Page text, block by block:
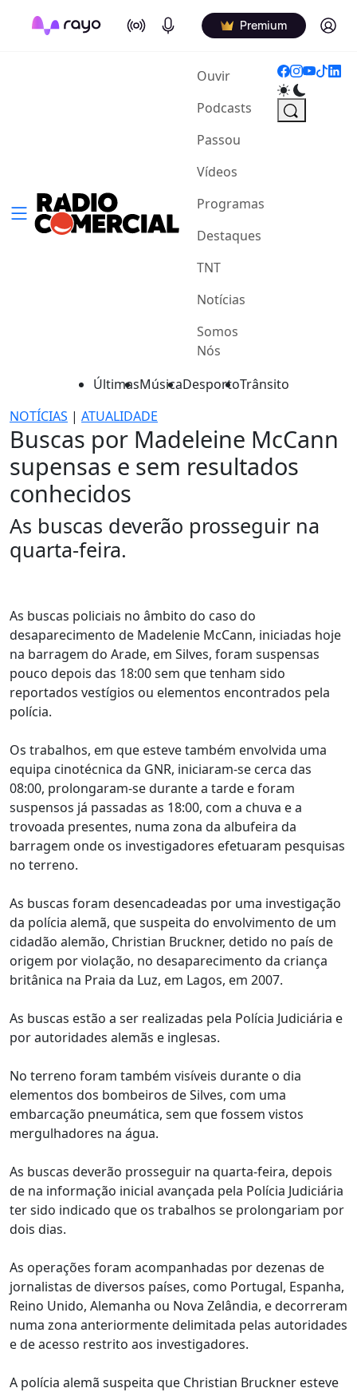
On Air Podcasts Premium Log in
Ouvir(current)
Podcasts
Passou
Vídeos
Programas
Destaques
TNT
Notícias
Somos
Nós
ÚltimasMúsicaDesportoTrânsito
NOTÍCIAS | ATUALIDADE
Buscas por Madeleine McCann
supensas e sem resultados
conhecidos
As buscas deverão prosseguir na
quarta-feira.
As buscas policiais no âmbito do caso do
desaparecimento de Madelenie McCann, iniciadas hoje
na barragem do Arade, em Silves, foram suspensas
pouco depois das 18:00 sem que tenham sido
reportados vestígios ou elementos encontrados pela
polícia.
Os trabalhos, em que esteve também envolvida uma
equipa cinotécnica da GNR, iniciaram-se cerca das
08:00, prolongaram-se durante a tarde e foram
suspensos já passadas as 18:00, com a chuva e a
trovoada presentes, numa zona da albufeira da
barragem onde os investigadores efetuaram pesquisas
no terreno.
As buscas foram desencadeadas por uma investigação
da polícia alemã, que suspeita do envolvimento de um
cidadão alemão, Christian Bruckner, detido no país de
origem por violação, no desaparecimento da criança
britânica na Praia da Luz, em Lagos, em 2007.
As buscas estão a ser realizadas pela Polícia Judiciária e
por autoridades alemãs e inglesas.
No terreno foram também visíveis durante o dia
elementos dos bombeiros de Silves, com uma
embarcação pneumática, sem que fossem vistos
mergulhadores na água.
As buscas deverão prosseguir na quarta-feira, depois
de na informação inicial avançada pela Polícia Judiciária
ter sido indicado que os trabalhos se prolongariam por
dois dias.
As operações foram acompanhadas por dezenas de
jornalistas de diversos países, como Portugal, Espanha,
Reino Unido, Alemanha ou Nova Zelândia, e decorreram
numa zona anteriormente delimitada pelas autoridades
e de acesso restrito aos investigadores.
A polícia alemã suspeita que Christian Bruckner esteve